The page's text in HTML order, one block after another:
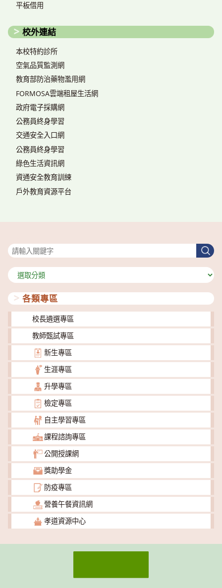
平板借用
校外連結
本校特約診所
空氣品質監測網
教育部防治藥物濫用網
FORMOSA雲端租屋生活網
政府電子採購網
公務員終身學習
交通安全入口網
公務員終身學習
綠色生活資訊網
資通安全教育訓練
戶外教育資源平台
搜
尋
分
類
各類專區
校長遴選專區
教師甄試專區
新生專區
生涯專區
升學專區
檢定專區
自主學習專區
課程諮詢專區
公開授課網
獎助學金
防疫專區
營養午餐資訊網
孝道資源中心